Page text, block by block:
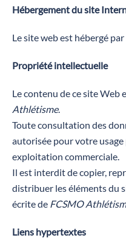
Hébergement du site
Le site web est hébergé par
Propriété intellectuelle
Le contenu de ce site Web
Athlétisme.
Toute consultation des
autorisée pour votre
exploitation commerciale.
Il est interdit de copier,
distribuer les éléments du
écrite de FCSMO
Liens hypertextes